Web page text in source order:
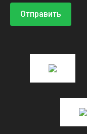
Отправить